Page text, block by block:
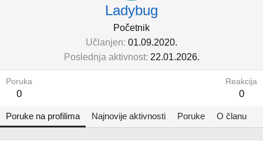
Ladybug
Početnik
Učlanjen 01.09.2020.
Poslednja aktivnost 22.01.2026.
Poruka
0
Reakcija
0
Poruke na profilima Najnovije aktivnosti Poruke O članu